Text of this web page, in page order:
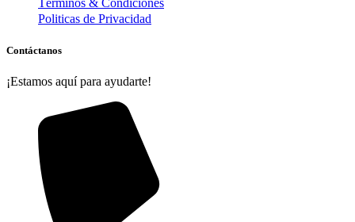
Términos & Condiciones
Politicas de Privacidad
Contáctanos
¡Estamos aquí para ayudarte!